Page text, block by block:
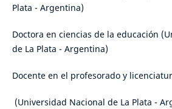
Plata - Argentina)
Doctora en ciencias de la educación
de La Plata - Argentina)
Docente en el profesorado y
(Universidad Nacional de La Plata -